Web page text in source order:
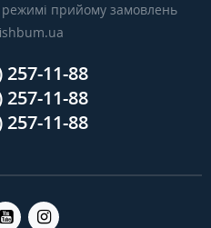
прийому замовлень
257-11-88
257-11-88
257-11-88